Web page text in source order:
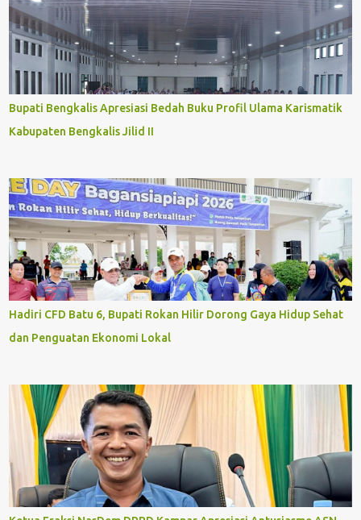
Bupati Bengkalis Apresiasi Bedah Buku Profil Ulama Karismatik
Kabupaten Bengkalis Jilid II
Hadiri CFD Batu 6, Bupati Rokan Hilir Dorong Gaya Hidup Sehat
dan Penguatan Ekonomi Lokal